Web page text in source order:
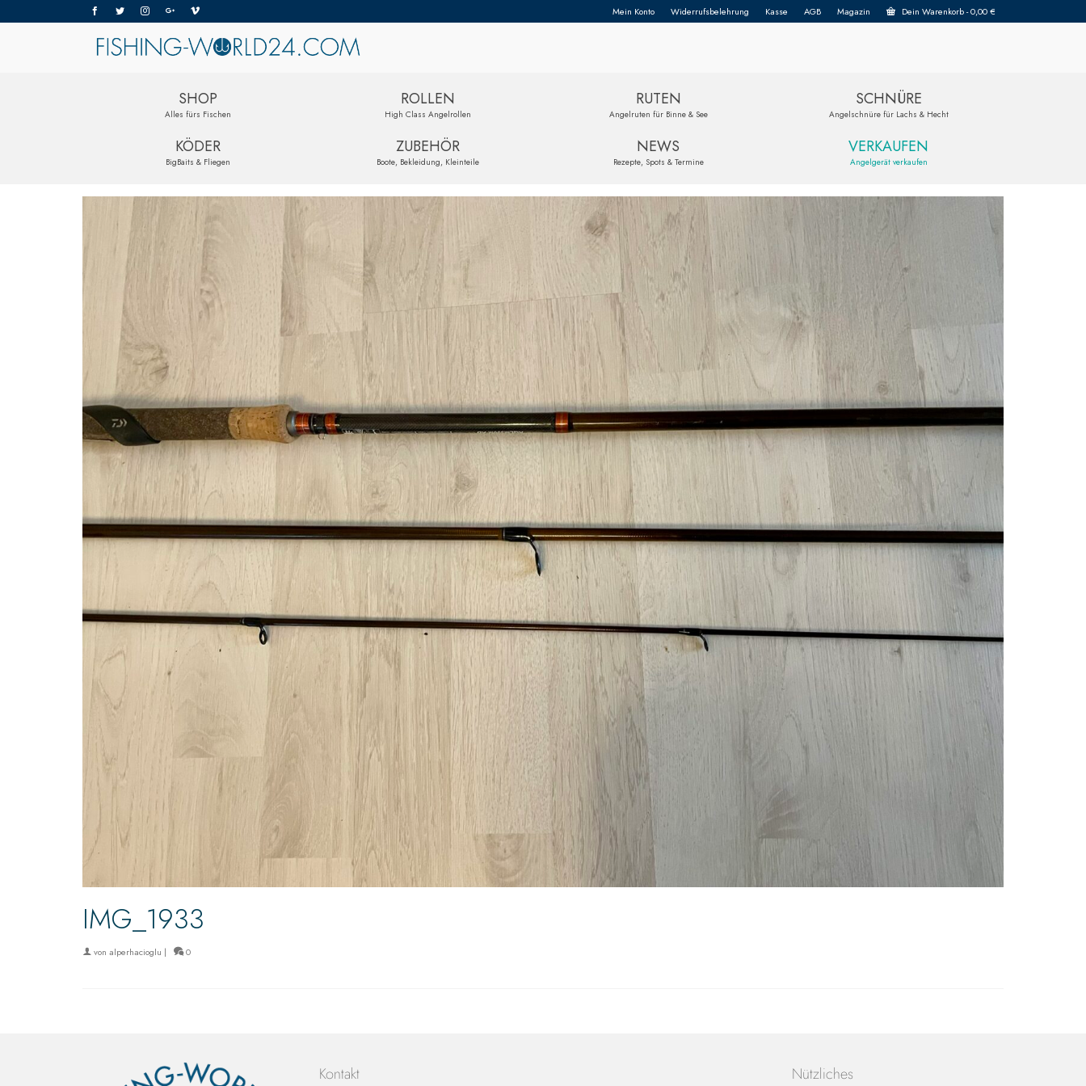
Mein Konto Widerrufsbelehrung Kasse AGB Magazin Dein Warenkorb-0,00€
SHOP
Alles fürs Fischen
ROLLEN
High Class Angelrollen
RUTEN
Angelruten für Binne & See
SCHNÜRE
Angelschnüre für Lachs & Hecht
KÖDER
BigBaits & Fliegen
ZUBEHÖR
Boote, Bekleidung, Kleinteile
NEWS
Rezepte, Spots & Termine
VERKAUFEN
Angelgerät verkaufen
IMG_1933
von alperhacioglu | 0
Kontakt Nützliches